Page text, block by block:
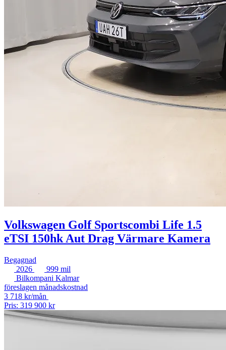
Volkswagen Golf Sportscombi Life 1.5
eTSI 150hk Aut Drag Värmare Kamera
Begagnad
2026
999 mil
Bilkompani Kalmar
föreslagen månadskostnad
3 718 kr/mån
Pris: 319 900 kr